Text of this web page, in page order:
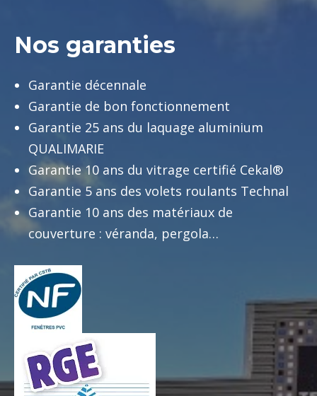
Nos garanties
Garantie décennale
Garantie de bon fonctionnement
Garantie 25 ans du laquage aluminium
QUALIMARIE
Garantie 10 ans du vitrage certifié Cekal®
Garantie 5 ans des volets roulants Technal
Garantie 10 ans des matériaux de
couverture : véranda, pergola…